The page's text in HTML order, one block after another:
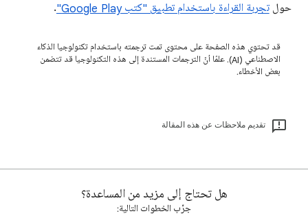
حولتجربة القراءة باستخدام تطبيق "كتب Google Play" .
قد تحتوي هذه الصفحة على محتوى تمت ترجمته باستخدام تكنولوجيا الذكاء
الاصطناعي (AI). علمًا أنّ الترجمات المستندة إلى هذه التكنولوجيا قد تتضمن
بعض الأخطاء.
تقديم ملاحظات عن هذه المقالة
هل تحتاج إلى مزيد من المساعدة؟
جرِّب الخطوات التالية: